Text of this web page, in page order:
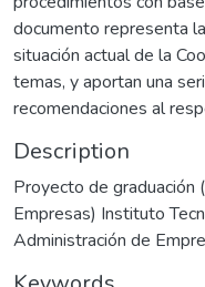
documento representa la
situación actual de la
temas, y aportan una
recomendaciones al
Description
Proyecto de graduación
Empresas) Instituto
Administración de